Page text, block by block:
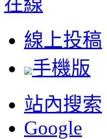
線上投稿
手機版
站內搜索
Google